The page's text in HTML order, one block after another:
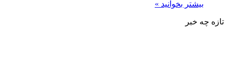
بیشتر بخوانید »
تازه چه خبر